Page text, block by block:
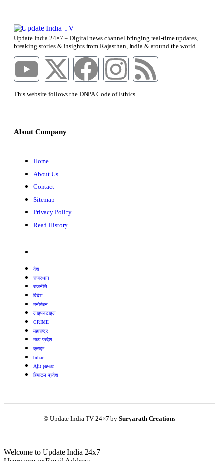
Update India 24×7 – Digital news channel bringing real-time updates,
breaking stories & insights from Rajasthan, India & around the world.
This website follows the DNPA Code of Ethics
About Company
Home
About Us
Contact
Sitemap
Privacy Policy
Read History
देश
राजस्थान
राजनीति
विदेश
मनोरंजन
लाइफस्टाइल
CRIME
महाराष्ट्र
मध्य प्रदेश
क्राइम
bihar
Ajit pawar
हिमाटल प्रदेश
© Update India TV 24×7 by Suryarath Creations
Welcome to Update India 24x7